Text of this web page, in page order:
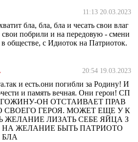
11:13 20.03.2023
бла, бла, бла и чесать свои влаг
побрили и на передовую - смени
в обществе, с Идиоток на Патриоток.
20:54 19.03.2023
и есть.они погибли за Родину! И
и память вечная. Они герои! СП
ОН ОТСТАИВАЕТ ПРАВ
СВОЕГО ГЕРОЯ. МОЖЕТ ЕЩЕ У К
ЖЕЛАНИЕ ЛИЗАТЬ СЕБЕ ЯЙЦА З
ЖЕЛАНИЕ БЫТЬ ПАТРИОТО